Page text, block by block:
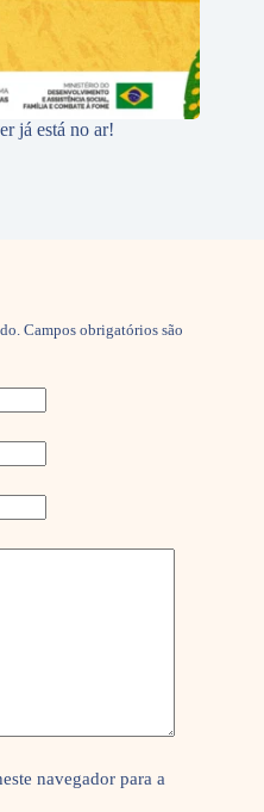
já está no ar!
Campos obrigatórios são
navegador para a